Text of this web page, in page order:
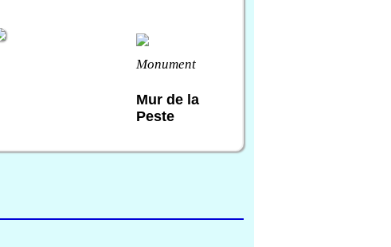
Monument
Mur de la
Peste